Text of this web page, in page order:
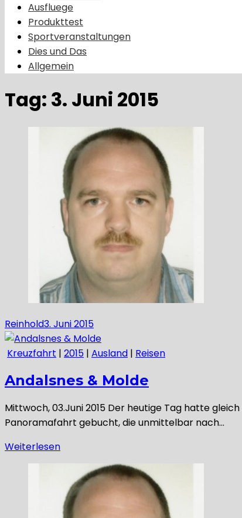
Ausfluege
Produkttest
Sportveranstaltungen
Dies und Das
Allgemein
Tag: 3. Juni 2015
Reinhold3. Juni 2015
Kreuzfahrt | 2015 | Ausland | Reisen
Andalsnes & Molde
Mittwoch, 03.Juni 2015 Der heutige Tag hatte
Panoramafahrt gebucht, die unmittelbar nach…
Weiterlesen